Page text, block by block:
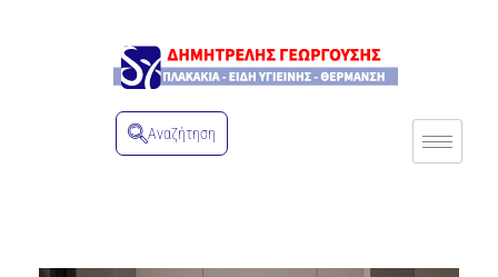
Αναζήτηση